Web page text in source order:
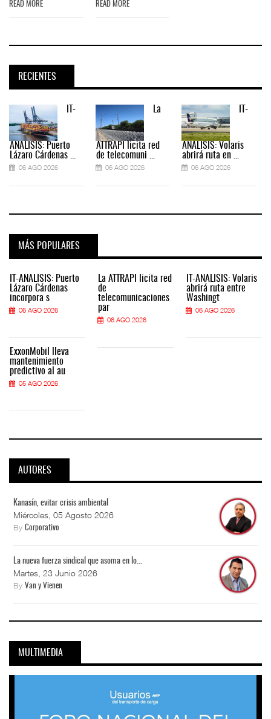
READ MORE READ MORE
RECIENTES
IT-
ANÁLISIS: Puerto
Lázaro Cárdenas ...
06 AGO 2026
La
ATTRAPI licita red
de telecomuni ...
06 AGO 2026
IT-
ANÁLISIS: Volaris
abrirá ruta en ...
06 AGO 2026
MÁS POPULARES
IT-ANÁLISIS: Puerto
Lázaro Cárdenas
incorpora s
06 AGO 2026
ExxonMobil lleva
mantenimiento
predictivo al au
05 AGO 2026
La ATTRAPI licita red
de
telecomunicaciones
par
06 AGO 2026
IT-ANÁLISIS: Volaris
abrirá ruta entre
Washingt
06 AGO 2026
AUTORES
Kanasín, evitar crisis ambiental
Miércoles, 05 Agosto 2026
By Corporativo
La nueva fuerza sindical que asoma en lo...
Martes, 23 Junio 2026
By Van y Vienen
MULTIMEDIA